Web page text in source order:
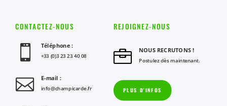
CONTACTEZ-NOUS
 Téléphone :
+33 (0)3 23 23 40 08
 E-mail :
info@champicarde.fr
REJOIGNEZ-NOUS
 NOUS RECRUTONS !
Postulez dès maintenant.
PLUS D'INFOS